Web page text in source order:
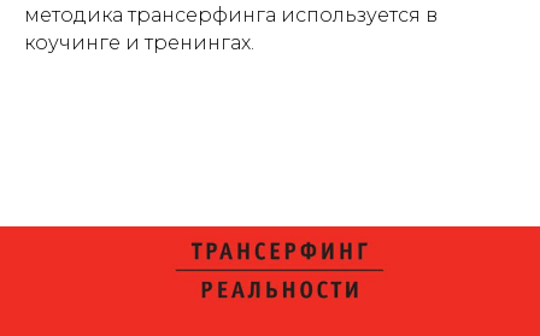
методика трансерфинга используется в
коучинге и тренингах.